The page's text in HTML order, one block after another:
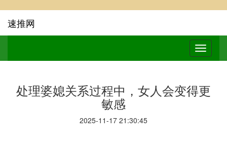
速推网
处理婆媳关系过程中，女人会变得更
敏感
2025-11-17 21:30:45